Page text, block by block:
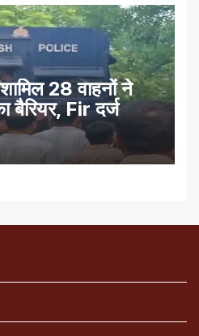
28 वाहनों ने
बैरियर, Fir दर्ज